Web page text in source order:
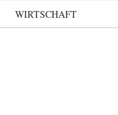
WIRTSCHAFT